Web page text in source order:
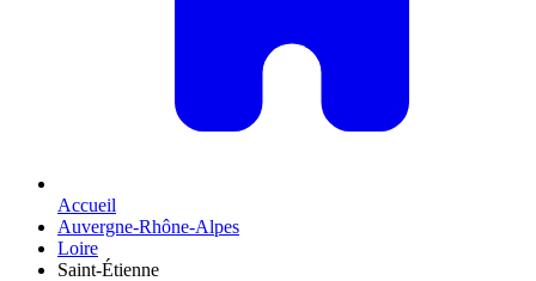
Accueil
Auvergne-Rhône-Alpes
Loire
Saint-Étienne